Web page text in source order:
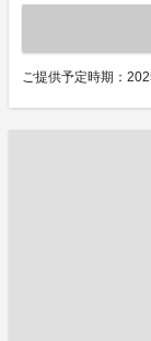
ご提供予定時期：